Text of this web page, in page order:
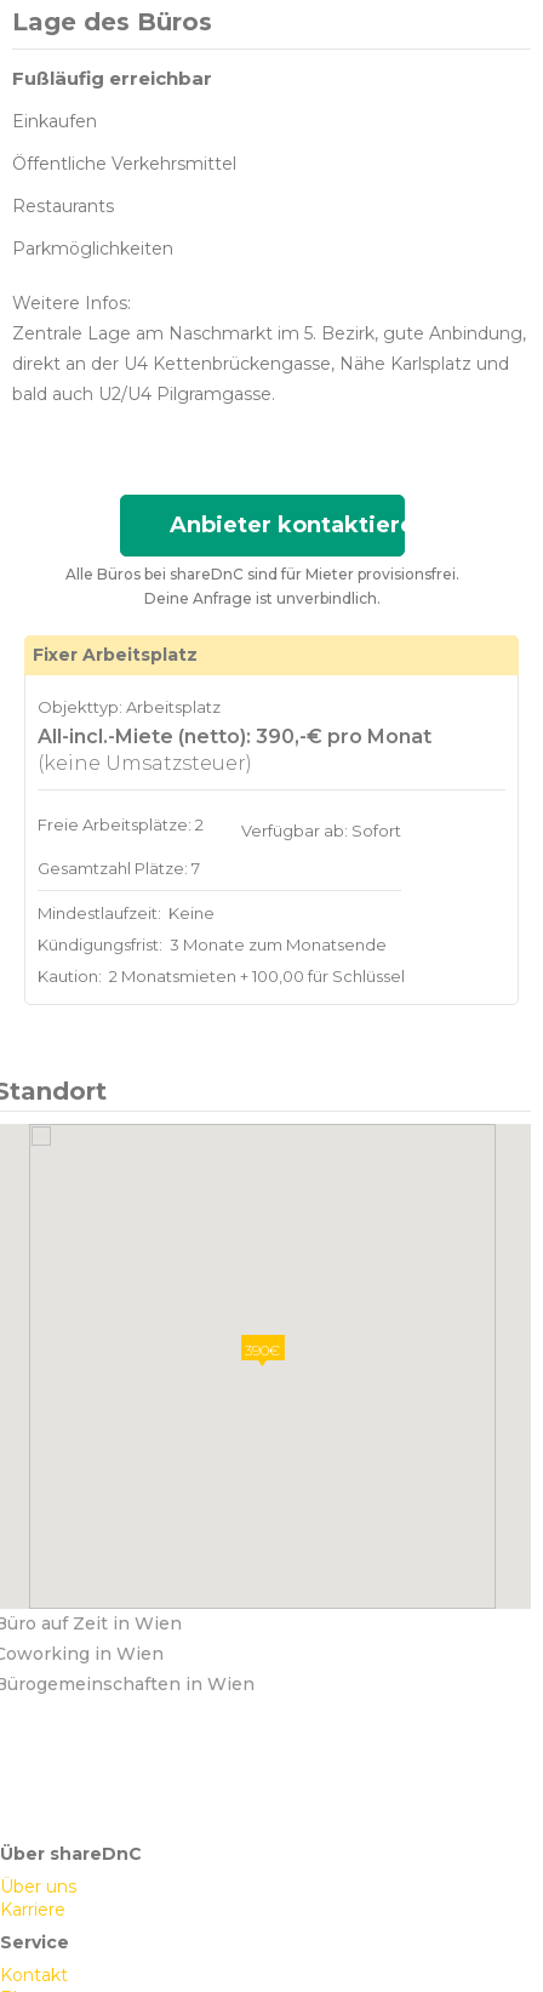
Lage des Büros
Fußläufig erreichbar
Einkaufen
Öffentliche Verkehrsmittel
Restaurants
Parkmöglichkeiten
Weitere Infos:
Zentrale Lage am Naschmarkt im 5. Bezirk, gute Anbindung,
direkt an der U4 Kettenbrückengasse, Nähe Karlsplatz und
bald auch U2/U4 Pilgramgasse.
Anbieter kontaktieren
Alle Büros bei shareDnC sind für Mieter provisionsfrei.
Deine Anfrage ist unverbindlich.
Fixer Arbeitsplatz
Objekttyp: Arbeitsplatz
All-incl.-Miete (netto): 390,-€ pro Monat
(keine Umsatzsteuer)
Freie Arbeitsplätze: 2
Gesamtzahl Plätze: 7
Verfügbar ab: Sofort
Mindestlaufzeit: Keine
Kündigungsfrist: 3 Monate zum Monatsende
Kaution: 2 Monatsmieten + 100,00 für Schlüssel
390€
auf Zeit in Wien
in Wien
in Wien
Über shareDnC
Über uns
Karriere
Service
Kontakt